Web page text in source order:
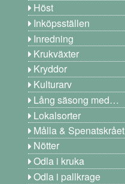
Höst
Inköpsställen
Inredning
Krukväxter
Kryddor
Kulturarv
Lång säsong med…
Lokalsorter
Målla & Spenatskrået
Nötter
Odla i kruka
Odla i pallkrage